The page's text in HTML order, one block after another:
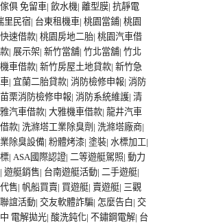
俱 免留車| 飲水機| 離型膜| 抗靜電
里民宿| 台東租機車| 桃園當鋪| 桃園
速借款| 桃園房地二胎| 桃園汽車借
| 展示架| 新竹當舖| 竹北當舖| 竹北
車借款| 新竹房屋土地貸款| 新竹急
| 宜蘭二胎貸款| 消防檢修申報| 消防
苗栗消防檢修申報| 消防系統維護| 清
汽車借款| 大雅機車借款| 龍井汽車
款| 洗滌塔工業除臭劑 | 洗滌塔廠商|
除臭設備| 粉體烤漆| 塗裝| 水標加工|
| ASA國際認證| 二等遊艇駕照| 動力
| 遊艇銷售| 台南遊艇活動| 二手遊艇|
售| 帆船買賣| 買遊艇| 賣遊艇| 三觀
誼活動| 交友軟體詐騙| 怎麼告白| 交
電解拋光| 酸洗鈍化| 不鏽鋼電解| 台